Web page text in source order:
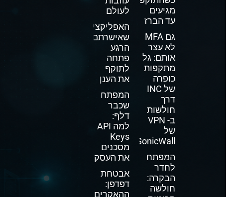
מגיעים
עד הברז
גם MFA
לא עצר
אותם: גל
מתקפות
כופרה
של INC
דרך
חולשות
ב- VPN
של
SonicWall
המפתח
לחדר
הבקרה:
חולשה
לעולם
האפליקציה
שאישרתם
הרגע
פתחה
לתוקף
את הענן
המפתח
שכבר
דלף:
למה API
Keys
מסכנים
את העסק
אבטחת
דפדפן:
ההאקרים